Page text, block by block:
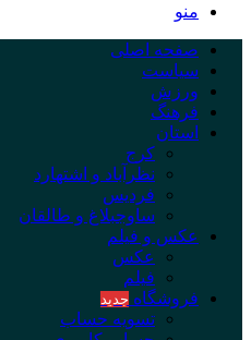
منو
صفحه اصلی
سیاست
ورزش
فرهنگ
استان
کرج
نظرآباد و اشتهارد
فردیس
ساوجبلاغ و طالقان
عکس و فیلم
عکس
فیلم
فروشگاه جدید
تسویه حساب